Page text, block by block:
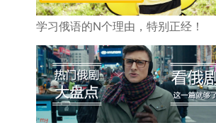
学习俄语的N个理由，特别正经！